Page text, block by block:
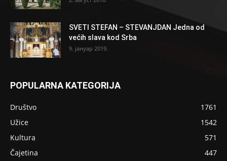
SVETI STEFAN – STEVANJDAN Jedna od
većih slava kod Srba
9. јануар 2019.
POPULARNA KATEGORIJA
Društvo
1761
Užice
1542
Kultura
571
Čajetina
447